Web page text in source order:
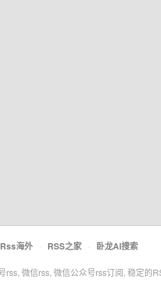
海外 · RSS之家 · 卧龙AI搜索
rss, 微信rss, 微信公众号rss订阅, 稳定的